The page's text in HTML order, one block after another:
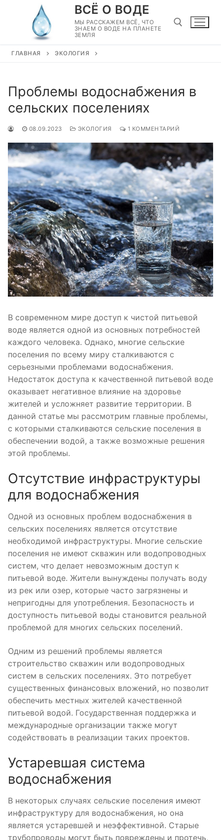
содержимому
ВСЁ О ВОДЕ
МЫ РАССКАЖЕМ ВСЁ, ЧТО
ЗНАЕМ О ВОДЕ НА ПЛАНЕТЕ
ЗЕМЛЯ
ГЛАВНАЯ ЭКОЛОГИЯ
Проблемы водоснабжения в
сельских поселениях
08.09.2023 ЭКОЛОГИЯ 1 КОММЕНТАРИЙ
В современном мире доступ к чистой питьевой
воде является одной из основных потребностей
каждого человека. Однако, многие сельские
поселения по всему миру сталкиваются с
серьезными проблемами водоснабжения.
Недостаток доступа к качественной питьевой воде
оказывает негативное влияние на здоровье
жителей и усложняет развитие территории. В
данной статье мы рассмотрим главные проблемы,
с которыми сталкиваются сельские поселения в
обеспечении водой, а также возможные решения
этой проблемы.
Отсутствие инфраструктуры
для водоснабжения
Одной из основных проблем водоснабжения в
сельских поселениях является отсутствие
необходимой инфраструктуры. Многие сельские
поселения не имеют скважин или водопроводных
систем, что делает невозможным доступ к
питьевой воде. Жители вынуждены получать воду
из рек или озер, которые часто загрязнены и
непригодны для употребления. Безопасность и
доступность питьевой воды становится реальной
проблемой для многих сельских поселений.
Одним из решений проблемы является
строительство скважин или водопроводных
систем в сельских поселениях. Это потребует
существенных финансовых вложений, но позволит
обеспечить местных жителей качественной
питьевой водой. Государственная поддержка и
международные организации также могут
содействовать в реализации таких проектов.
Устаревшая система
водоснабжения
В некоторых случаях сельские поселения имеют
инфраструктуру для водоснабжения, но она
является устаревшей и неэффективной. Старые
трубопроводы могут быть повреждены и протечь,